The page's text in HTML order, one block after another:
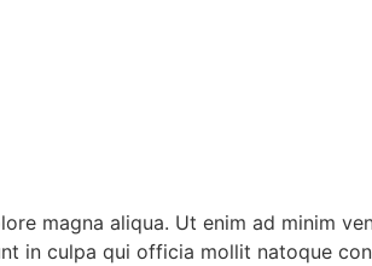
magna aliqua. Ut enim ad minim
in culpa qui officia mollit natoque